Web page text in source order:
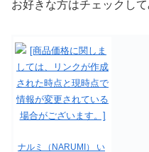
お好きな方はチェックし
ナルミ（NARUMI） い